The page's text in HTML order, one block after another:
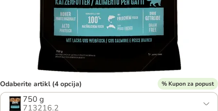
Odaberite artikl (4 opcija) % Kupon za popust
750 g
713216.2